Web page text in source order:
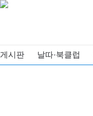
게시판 날따·북클럽